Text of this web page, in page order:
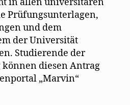
Prüfungsunterlagen,
und dem
der Universität
Studierende der
diesen Antrag
„Marvin“